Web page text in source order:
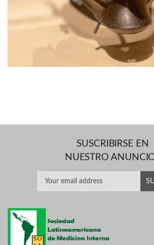
SUSCRIBIRSE EN
NUESTRO